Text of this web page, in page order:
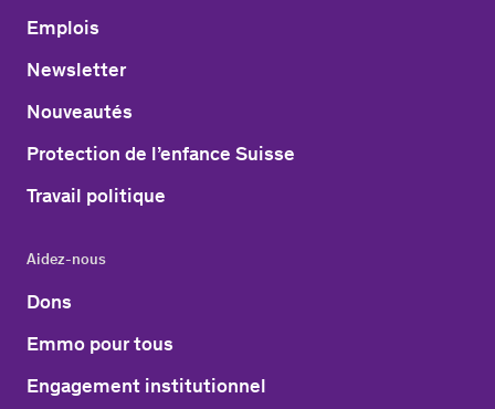
Emplois
Newsletter
Nouveautés
Protection de l’enfance Suisse
Travail politique
Aidez-nous
Dons
Emmo pour tous
Engagement institutionnel